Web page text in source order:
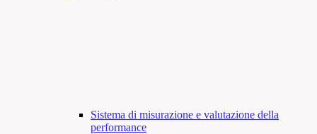
Sistema di misurazione e valutazione della
performance